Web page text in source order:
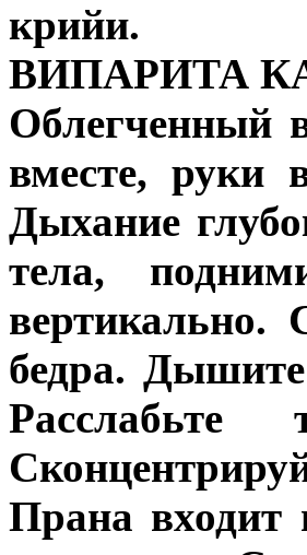
крийи.
ВИПАРИТА
Облегченный
вместе, руки
Дыхание
тела,
вертикально.
бедра.
Прана входит